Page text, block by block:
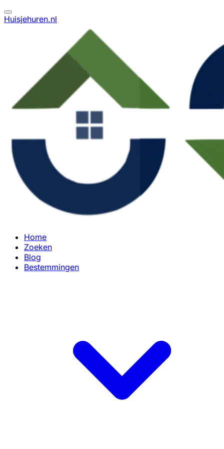
Huisjehuren.nl
Home
Zoeken
Blog
Bestemmingen